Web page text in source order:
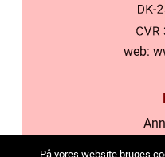
web:
På vores website bruges